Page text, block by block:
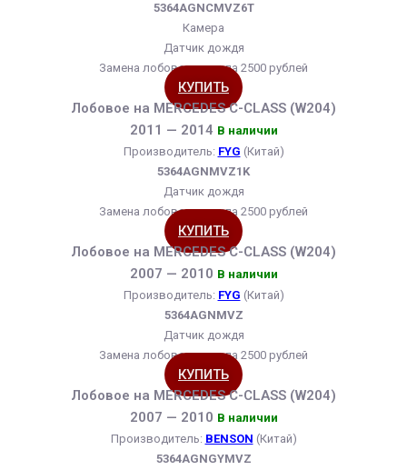
5364AGNCMVZ6T
Камера
Датчик дождя
Замена лобового стекла 2500 рублей
КУПИТЬ
Лобовое на MERCEDES C-CLASS (W204)
2011 — 2014 В наличии
Производитель: FYG (Китай)
5364AGNMVZ1K
Датчик дождя
Замена лобового стекла 2500 рублей
КУПИТЬ
Лобовое на MERCEDES C-CLASS (W204)
2007 — 2010 В наличии
Производитель: FYG (Китай)
5364AGNMVZ
Датчик дождя
Замена лобового стекла 2500 рублей
КУПИТЬ
Лобовое на MERCEDES C-CLASS (W204)
2007 — 2010 В наличии
Производитель: BENSON (Китай)
5364AGNGYMVZ